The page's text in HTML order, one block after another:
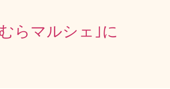
らマルシェ｣に